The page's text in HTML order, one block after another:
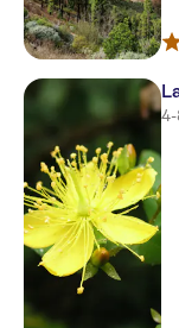
Playa
Tres
Charco del
Punta
Baja del
Finca La
Jardin del